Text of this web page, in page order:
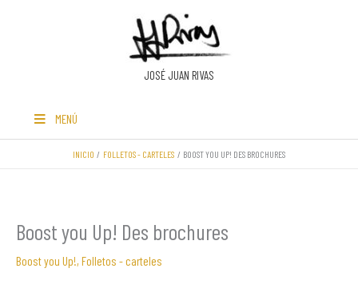
JOSÉ JUAN RIVAS
MENÚ
INICIO FOLLETOS - CARTELES BOOST YOU UP! DES BROCHURES
Boost you Up! Des brochures
Boost you Up!, Folletos - carteles